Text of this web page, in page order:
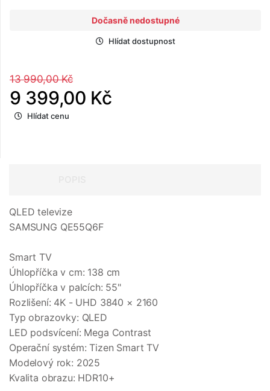
Dočasně nedostupné
Hlídat dostupnost
13 990,00 Kč
9 399,00 Kč
Hlídat cenu
QLED televize
SAMSUNG QE55Q6F
Smart TV
Úhlopříčka v cm: 138 cm
Úhlopříčka v palcích: 55"
Rozlišení: 4K - UHD 3840 × 2160
Typ obrazovky: QLED
LED podsvícení: Mega Contrast
Operační systém: Tizen Smart TV
Modelový rok: 2025
Kvalita obrazu: HDR10+